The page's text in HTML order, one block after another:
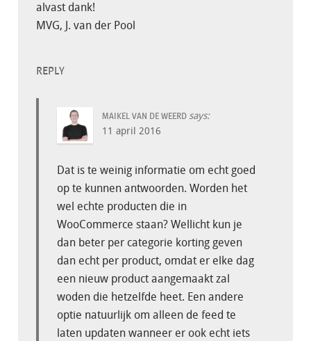
alvast dank!
MVG, J. van der Pool
REPLY
MAIKEL VAN DE WEERD says:
11 april 2016
Dat is te weinig informatie om echt goed
op te kunnen antwoorden. Worden het
wel echte producten die in
WooCommerce staan? Wellicht kun je
dan beter per categorie korting geven
dan echt per product, omdat er elke dag
een nieuw product aangemaakt zal
woden die hetzelfde heet. Een andere
optie natuurlijk om alleen de feed te
laten updaten wanneer er ook echt iets